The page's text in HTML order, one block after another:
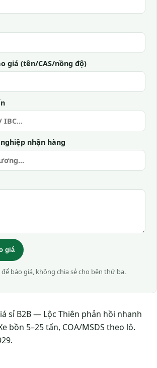
giá (tên/CAS/nồng độ)
nhận hàng
giá
báo giá, không chia sẻ cho bên thứ ba.
sỉ B2B — Lộc Thiên phản hồi nhanh
bồn 5–25 tấn, COA/MSDS theo lô.